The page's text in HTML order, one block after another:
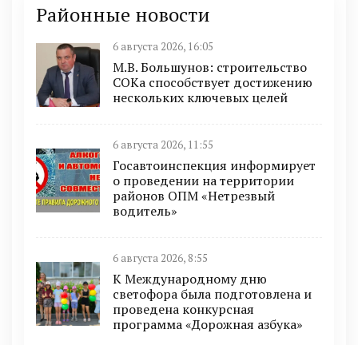
Районные новости
6 августа 2026, 16:05
М.В. Большунов: строительство
СОКа способствует достижению
нескольких ключевых целей
6 августа 2026, 11:55
Госавтоинспекция информирует
о проведении на территории
районов ОПМ «Нетрезвый
водитель»
6 августа 2026, 8:55
К Международному дню
светофора была подготовлена и
проведена конкурсная
программа «Дорожная азбука»